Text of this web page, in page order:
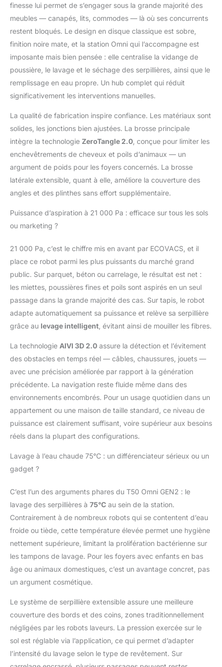
2.0, DEEBOT T50 OMNI
utilise des modèles de
structurés pour déduire
les contours d'objets
tridimensionnels et les
informations de
un évitement précis
des obstacles avec des
personnalisées pour
divers objets.
【Puissance
d'aspiration de 21 000
Pa et ZeroTangle 2.0】
DEEBOT T50 offre une
aspiration puissante de
21 000 Pa qui dévore la
comme un ouragan. La
structures en triple V,
rassemble, soulève et
démêle activement les
cheveux, garantissant
un taux
d'enchevêtrement
aussi bas que 0 %,
même avec des
cheveux longs.
en-un】La station
OMNI tout-en-un offre
des fonctionnalités
avancées, notamment
et le séchage à l'air
chaud à 45 °C. Avec
des grattoirs
bidirectionnels et un
lavage à l'eau chaude à
75 °C, il nettoie
automatique. 【Ultra-
mince 81 mm nettoie
sous les meubles】La
famille DEEBOT T50
présente une
conception ultra-mince
de 81 mm rendue
possible par son
permettant de glisser et
meubles bas et dans
les zones difficiles
d'accès, améliorant
ainsi la couverture et
finesse lui permet de s’engager sous la grande majorité des
meubles — canapés, lits, commodes — là où ses concurrents
restent bloqués. Le design en disque classique est sobre,
finition noire mate, et la station Omni qui l’accompagne est
imposante mais bien pensée : elle centralise la vidange de
poussière, le lavage et le séchage des serpillières, ainsi que le
remplissage en eau propre. Un hub complet qui réduit
significativement les interventions manuelles.
La qualité de fabrication inspire confiance. Les matériaux sont
solides, les jonctions bien ajustées. La brosse principale
intègre la technologie ZeroTangle 2.0 , conçue pour limiter les
enchevêtrements de cheveux et poils d’animaux — un
argument de poids pour les foyers concernés. La brosse
latérale extensible, quant à elle, améliore la couverture des
angles et des plinthes sans effort supplémentaire.
Puissance d’aspiration à 21 000 Pa : efficace sur tous les sols
ou marketing ?
21 000 Pa, c’est le chiffre mis en avant par ECOVACS, et il
place ce robot parmi les plus puissants du marché grand
public. Sur parquet, béton ou carrelage, le résultat est net :
les miettes, poussières fines et poils sont aspirés en un seul
passage dans la grande majorité des cas. Sur tapis, le robot
adapte automatiquement sa puissance et relève sa serpillière
grâce au levage intelligent , évitant ainsi de mouiller les fibres.
La technologie AIVI 3D 2.0 assure la détection et l’évitement
des obstacles en temps réel — câbles, chaussures, jouets —
avec une précision améliorée par rapport à la génération
précédente. La navigation reste fluide même dans des
environnements encombrés. Pour un usage quotidien dans un
appartement ou une maison de taille standard, ce niveau de
puissance est clairement suffisant, voire supérieur aux besoins
réels dans la plupart des configurations.
Lavage à l’eau chaude 75°C : un différenciateur sérieux ou un
gadget ?
C’est l’un des arguments phares du T50 Omni GEN2 : le
lavage des serpillières à 75°C au sein de la station.
Contrairement à de nombreux robots qui se contentent d’eau
froide ou tiède, cette température élevée permet une hygiène
nettement supérieure, limitant la prolifération bactérienne sur
les tampons de lavage. Pour les foyers avec enfants en bas
âge ou animaux domestiques, c’est un avantage concret, pas
un argument cosmétique.
Le système de serpillière extensible assure une meilleure
couverture des bords et des coins, zones traditionnellement
négligées par les robots laveurs. La pression exercée sur le
sol est réglable via l’application, ce qui permet d’adapter
l’intensité du lavage selon le type de revêtement. Sur